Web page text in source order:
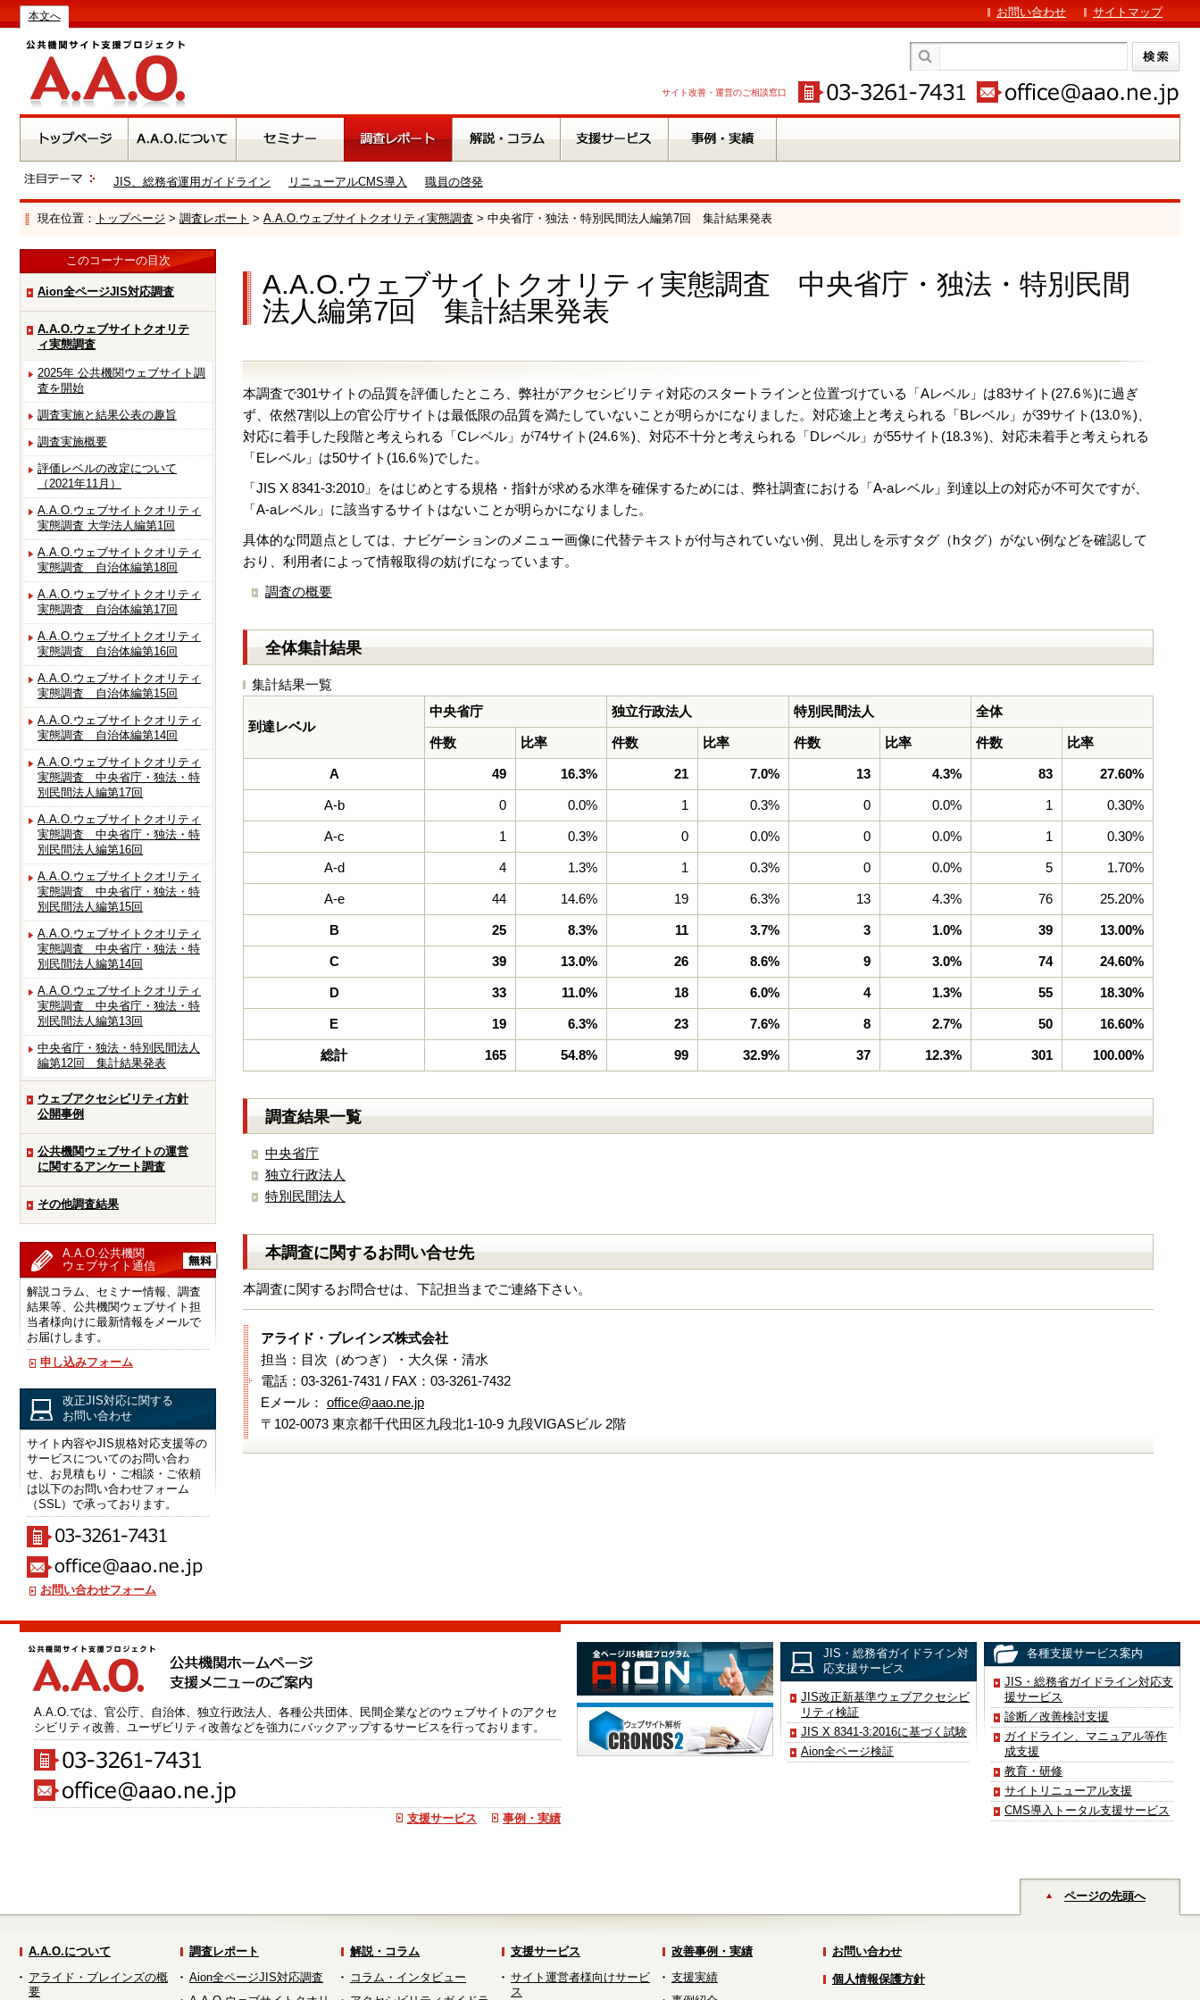
本文へ お問い合わせ サイトマップ
サイト改善・運営のご相談窓口
JIS、総務省運用ガイドライン リニューアルCMS導入 職員の啓発
現在位置： トップページ > 調査レポート > A.A.O.ウェブサイトクオリティ実態調査 > 中央省庁・独法・特別民間法人編第7回 集計結果発表
このコーナーの目次
Aion全ページJIS対応調査
A.A.O.ウェブサイトクオリテ
ィ実態調査
2025年 公共機関ウェブサイト調
査を開始
調査実施と結果公表の趣旨
調査実施概要
評価レベルの改定について
（2021年11月）
A.A.O.ウェブサイトクオリティ
実態調査 大学法人編第1回
A.A.O.ウェブサイトクオリティ
実態調査 自治体編第18回
A.A.O.ウェブサイトクオリティ
実態調査 自治体編第17回
A.A.O.ウェブサイトクオリティ
実態調査 自治体編第16回
A.A.O.ウェブサイトクオリティ
実態調査 自治体編第15回
A.A.O.ウェブサイトクオリティ
実態調査 自治体編第14回
A.A.O.ウェブサイトクオリティ
実態調査 中央省庁・独法・特
別民間法人編第17回
A.A.O.ウェブサイトクオリティ
実態調査 中央省庁・独法・特
別民間法人編第16回
A.A.O.ウェブサイトクオリティ
実態調査 中央省庁・独法・特
別民間法人編第15回
A.A.O.ウェブサイトクオリティ
実態調査 中央省庁・独法・特
別民間法人編第14回
A.A.O.ウェブサイトクオリティ
実態調査 中央省庁・独法・特
別民間法人編第13回
中央省庁・独法・特別民間法人
編第12回 集計結果発表
ウェブアクセシビリティ方針
公開事例
公共機関ウェブサイトの運営
に関するアンケート調査
その他調査結果
A.A.O.公共機関
ウェブサイト通信
解説コラム、セミナー情報、調査
結果等、公共機関ウェブサイト担
当者様向けに最新情報をメールで
お届けします。
申し込みフォーム
改正JIS対応に関する
お問い合わせ
サイト内容やJIS規格対応支援等の
サービスについてのお問い合わ
せ、お見積もり・ご相談・ご依頼
は以下のお問い合わせフォーム
（SSL）で承っております。
お問い合わせフォーム
A.A.O.ウェブサイトクオリティ実態調査 中央省庁・独法・特別民間
法人編第7回 集計結果発表
本調査で301サイトの品質を評価したところ、弊社がアクセシビリティ対応のスタートラインと位置づけている「Aレベル」は83サイト(27.6％)に過ぎ
ず、依然7割以上の官公庁サイトは最低限の品質を満たしていないことが明らかになりました。対応途上と考えられる「Bレベル」が39サイト(13.0％)、
対応に着手した段階と考えられる「Cレベル」が74サイト(24.6％)、対応不十分と考えられる「Dレベル」が55サイト(18.3％)、対応未着手と考えられる
「Eレベル」は50サイト(16.6％)でした。
「JIS X 8341-3:2010」をはじめとする規格・指針が求める水準を確保するためには、弊社調査における「A-aレベル」到達以上の対応が不可欠ですが、
「A-aレベル」に該当するサイトはないことが明らかになりました。
具体的な問題点としては、ナビゲーションのメニュー画像に代替テキストが付与されていない例、見出しを示すタグ（hタグ）がない例などを確認して
おり、利用者によって情報取得の妨げになっています。
調査の概要
全体集計結果
集計結果一覧
到達レベル
中央省庁 独立行政法人 特別民間法人 全体
件数 比率 件数 比率 件数 比率 件数 比率
A 49 16.3% 21 7.0% 13 4.3% 83 27.60%
A-b 0 0.0% 1 0.3% 0 0.0% 1 0.30%
A-c 1 0.3% 0 0.0% 0 0.0% 1 0.30%
A-d 4 1.3% 1 0.3% 0 0.0% 5 1.70%
A-e 44 14.6% 19 6.3% 13 4.3% 76 25.20%
B 25 8.3% 11 3.7% 3 1.0% 39 13.00%
C 39 13.0% 26 8.6% 9 3.0% 74 24.60%
D 33 11.0% 18 6.0% 4 1.3% 55 18.30%
E 19 6.3% 23 7.6% 8 2.7% 50 16.60%
総計 165 54.8% 99 32.9% 37 12.3% 301 100.00%
調査結果一覧
中央省庁
独立行政法人
特別民間法人
本調査に関するお問い合せ先
本調査に関するお問合せは、下記担当までご連絡下さい。
アライド・ブレインズ株式会社
担当：目次（めつぎ）・大久保・清水
電話：03-3261-7431 / FAX：03-3261-7432
Eメール： office@aao.ne.jp
〒102-0073 東京都千代田区九段北1-10-9 九段VIGASビル 2階
A.A.O.では、官公庁、自治体、独立行政法人、各種公共団体、民間企業などのウェブサイトのアクセ
シビリティ改善、ユーザビリティ改善などを強力にバックアップするサービスを行っております。
支援サービス 事例・実績
JIS・総務省ガイドライン対
応支援サービス
JIS改正新基準ウェブアクセシビ
リティ検証
JIS X 8341-3:2016に基づく試験
Aion全ページ検証
各種支援サービス案内
JIS・総務省ガイドライン対応支
援サービス
診断／改善検討支援
ガイドライン、マニュアル等作
成支援
教育・研修
サイトリニューアル支援
CMS導入トータル支援サービス
ページの先頭へ
A.A.O.について
アライド・ブレインズの概
要
調査レポート
Aion全ページJIS対応調査
解説・コラム
コラム・インタビュー
支援サービス
サイト運営者様向けサービ
ス
改善事例・実績
支援実績
お問い合わせ
個人情報保護方針